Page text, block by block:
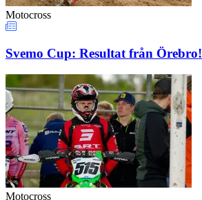
Motocross
Svemo Cup: Resultat från Örebro!
Motocross